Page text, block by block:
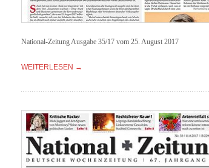
National-Zeitung Ausgabe 35/17 vom 25. August 2017
WEITERLESEN →